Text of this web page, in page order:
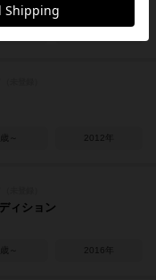
～ 2012年
ィション
～ 2016年